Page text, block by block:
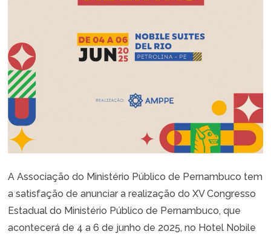
A Associação do Ministério Público de Pernambuco tem
a satisfação de anunciar a realização do XV Congresso
Estadual do Ministério Público de Pernambuco, que
acontecerá de 4 a 6 de junho de 2025, no Hotel Nobile